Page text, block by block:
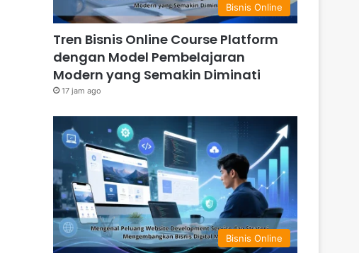
Bisnis Online
Tren Bisnis Online Course Platform
dengan Model Pembelajaran
Modern yang Semakin Diminati
17 jam ago
Bisnis Online